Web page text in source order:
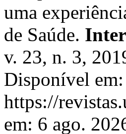
uma
de Saúde.
v. 23, n. 3,
Disponível em:
https://
em: 6 ago.